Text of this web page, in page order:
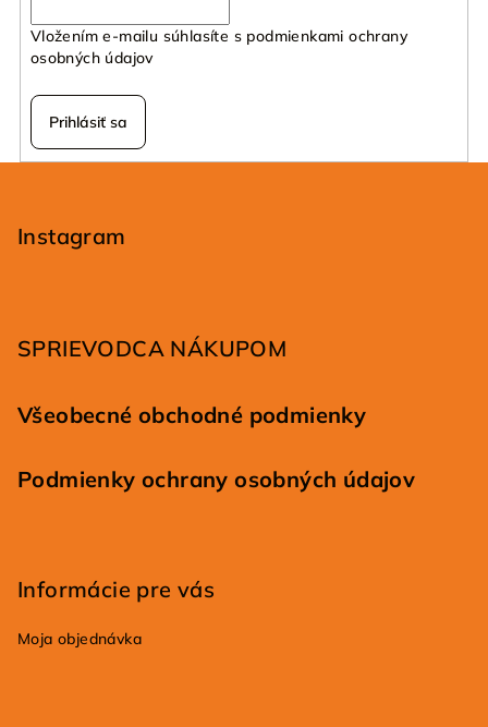
Vložením e-mailu súhlasíte s podmienkami ochrany
osobných údajov
Prihlásiť sa
Instagram
SPRIEVODCA NÁKUPOM
Všeobecné obchodné podmienky
Podmienky ochrany osobných údajov
Informácie pre vás
Moja objednávka